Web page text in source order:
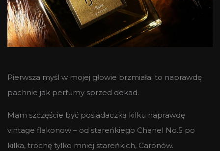
Pierwsza myśl w mojej głowie brzmiała: to naprawdę
pachnie jak perfumy sprzed dekad.
Mam szczęście być posiadaczką kilku naprawdę
vintage flakonow – od stareńkiego Chanel No.5 po
kilka, trochę tylko mniej stareńkich, Caronów.